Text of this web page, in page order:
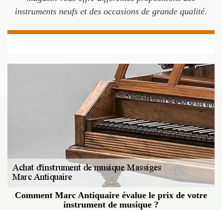
instruments neufs et des occasions de grande qualité.
Comment Marc Antiquaire évalue le prix de votre
instrument de musique ?